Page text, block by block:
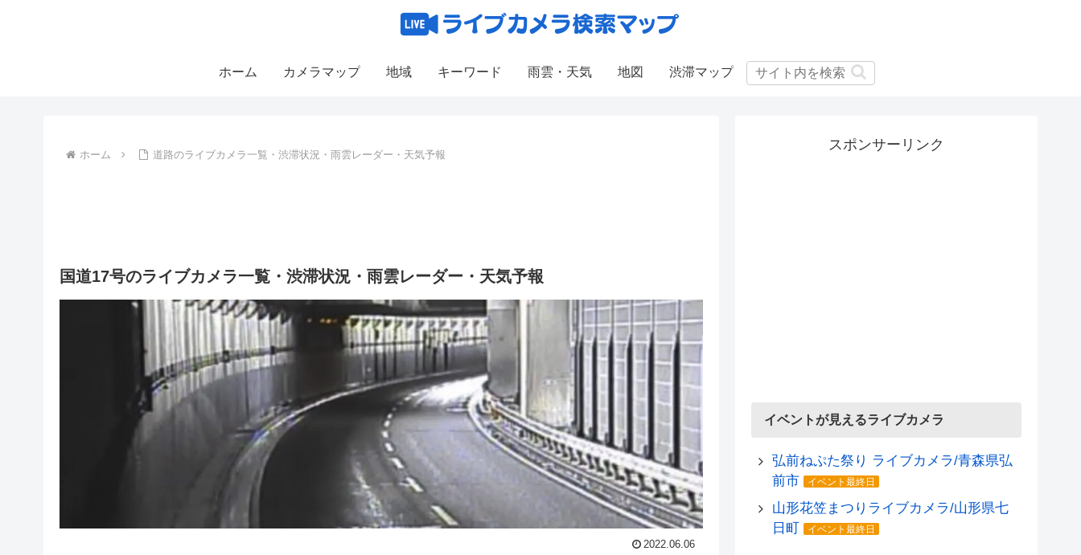
ホーム カメラマップ 地域 キーワード 雨雲・天気 地図 渋滞マップ
ホーム 道路のライブカメラ一覧・渋滞状況・雨雲レーダー・天気予報
国道17号のライブカメラ一覧・渋滞状況・雨雲レーダー・天気予報
2022.06.06
スポンサーリンク
イベントが見えるライブカメラ
弘前ねぷた祭り ライブカメラ/青森県弘
前市
イベント最終日
山形花笠まつりライブカメラ/山形県七
日町
イベント最終日